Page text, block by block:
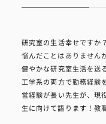
研究室の生活幸せですか
悩んだことはありません
健やかな研究室生活を送
工学系の両方で勤務経験
営経験が長い先生が、現
生に向けて語ります！教